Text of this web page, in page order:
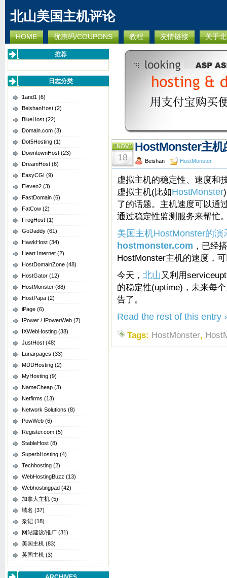
北山美国主机评论
HOME 优惠码/COUPONS 教程 友情链接 关于
推荐
日志分类
1and1 (6)
BeishanHost (2)
BlueHost (22)
Domain.com (3)
Dot5Hosting (1)
DowntownHost (23)
DreamHost (6)
EasyCGI (9)
Eleven2 (3)
FastDomain (6)
FatCow (2)
FrogHost (1)
GoDaddy (61)
HawkHost (34)
Heart Internet (2)
HostDomainZone (48)
HostGator (12)
HostMonster (88)
HostPapa (2)
iPage (6)
IPower / IPowerWeb (7)
IXWebHosting (38)
JustHost (48)
Lunarpages (33)
MDDHosting (2)
MyHosting (9)
NameCheap (3)
Netfirms (13)
Network Solutions (8)
PowWeb (6)
Register.com (5)
StableHost (8)
SuperbHosting (4)
Techhosting (2)
WebHostingBuzz (13)
Webhostingpad (42)
加拿大主机 (5)
域名 (37)
杂记 (18)
网站建设/推广 (31)
美国主机 (83)
英国主机 (3)
NOV
18
HostMonster主机
Beishan HostMonster
虚拟主机的稳定性、速度和
虚拟主机(比如HostMonster
了的话题。主机速度可以通
通过稳定性监测服务来帮忙
美国主机HostMonster的演
hostmonster.com ，已经
HostMonster主机的速度，
今天， 北山 又利用
的稳定性(uptime)，未来每
告了。
Read the rest of this entry
Tags: HostMonster,